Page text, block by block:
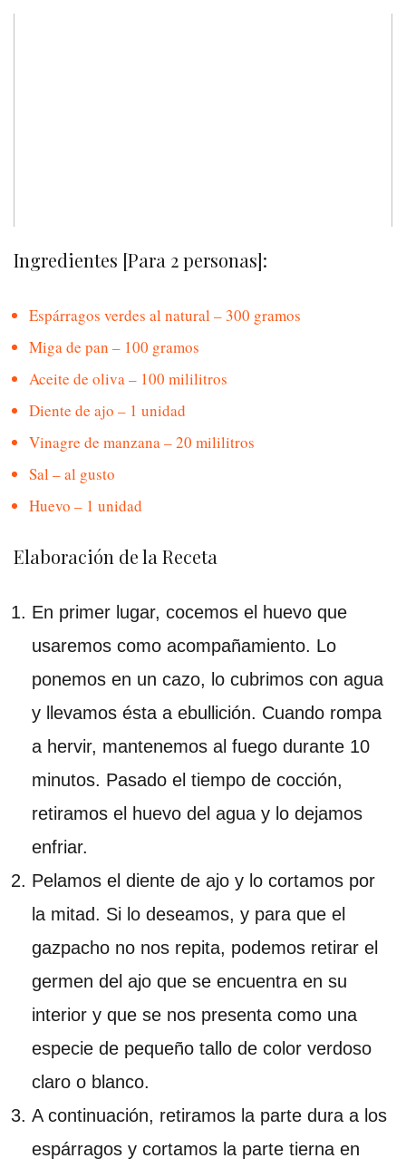
Ingredientes [Para 2 personas]:
Espárragos verdes al natural – 300 gramos
Miga de pan – 100 gramos
Aceite de oliva – 100 mililitros
Diente de ajo – 1 unidad
Vinagre de manzana – 20 mililitros
Sal – al gusto
Huevo – 1 unidad
Elaboración de la Receta
En primer lugar, cocemos el huevo que
usaremos como acompañamiento. Lo
ponemos en un cazo, lo cubrimos con agua
y llevamos ésta a ebullición. Cuando rompa
a hervir, mantenemos al fuego durante 10
minutos. Pasado el tiempo de cocción,
retiramos el huevo del agua y lo dejamos
enfriar.
Pelamos el diente de ajo y lo cortamos por
la mitad. Si lo deseamos, y para que el
gazpacho no nos repita, podemos retirar el
germen del ajo que se encuentra en su
interior y que se nos presenta como una
especie de pequeño tallo de color verdoso
claro o blanco.
A continuación, retiramos la parte dura a los
espárragos y cortamos la parte tierna en